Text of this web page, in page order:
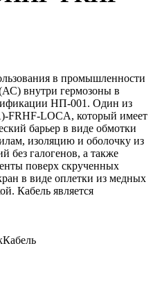
в промышленности
внутри гермозоны в
НП-001. Один из
LOCA, который имеет
барьер в виде обмотки
изоляцию и оболочку из
без галогенов, а также
поверх скрученных
в виде оплетки из медных
Кабель является